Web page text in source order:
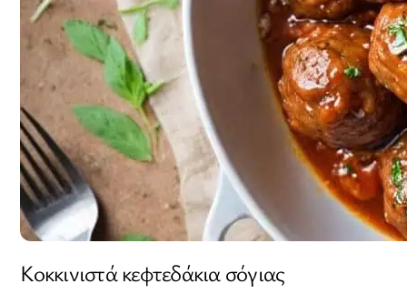
Κοκκινιστά κεφτεδάκια σόγιας